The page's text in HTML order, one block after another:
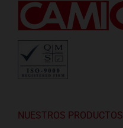
NUESTROS PRODUCTOS